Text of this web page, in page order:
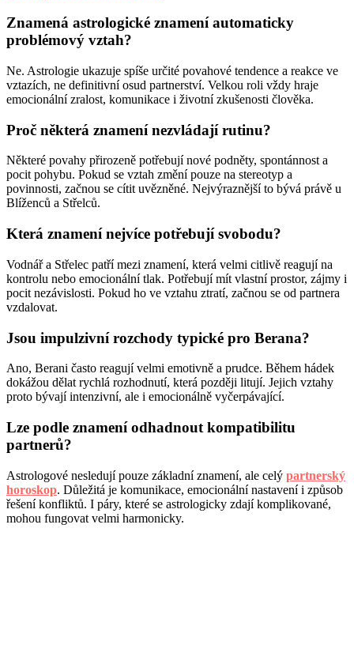
Znamená astrologické znamení automaticky
problémový vztah?
Ne. Astrologie ukazuje spíše určité povahové tendence a reakce ve
vztazích, ne definitivní osud partnerství. Velkou roli vždy hraje
emocionální zralost, komunikace i životní zkušenosti člověka.
Proč některá znamení nezvládají rutinu?
Některé povahy přirozeně potřebují nové podněty, spontánnost a
pocit pohybu. Pokud se vztah změní pouze na stereotyp a
povinnosti, začnou se cítit uvězněné. Nejvýraznější to bývá právě u
Blíženců a Střelců.
Která znamení nejvíce potřebují svobodu?
Vodnář a Střelec patří mezi znamení, která velmi citlivě reagují na
kontrolu nebo emocionální tlak. Potřebují mít vlastní prostor, zájmy i
pocit nezávislosti. Pokud ho ve vztahu ztratí, začnou se od partnera
vzdalovat.
Jsou impulzivní rozchody typické pro Berana?
Ano, Berani často reagují velmi emotivně a prudce. Během hádek
dokážou dělat rychlá rozhodnutí, která později litují. Jejich vztahy
proto bývají intenzivní, ale i emocionálně vyčerpávající.
Lze podle znamení odhadnout kompatibilitu
partnerů?
Astrologové nesledují pouze základní znamení, ale celý partnerský
horoskop. Důležitá je komunikace, emocionální nastavení i způsob
řešení konfliktů. I páry, které se astrologicky zdají komplikované,
mohou fungovat velmi harmonicky.